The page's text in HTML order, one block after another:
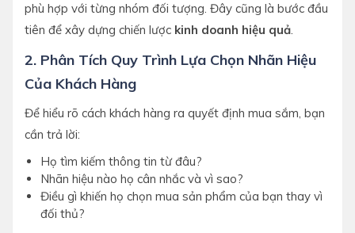
phù hợp với từng nhóm đối tượng. Đây cũng là bước đầu
tiên để xây dựng chiến lược kinh doanh hiệu quả.
2. Phân Tích Quy Trình Lựa Chọn Nhãn Hiệu
Của Khách Hàng
Để hiểu rõ cách khách hàng ra quyết định mua sắm, bạn
cần trả lời:
Họ tìm kiếm thông tin từ đâu?
Nhãn hiệu nào họ cân nhắc và vì sao?
Điều gì khiến họ chọn mua sản phẩm của bạn thay vì
đối thủ?